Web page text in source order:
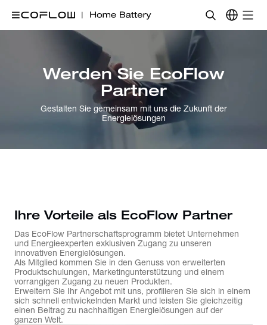
Werden Sie EcoFlow
Partner
Gestalten Sie gemeinsam mit uns die Zukunft der
Energielösungen
Ihre Vorteile als EcoFlow Partner
Das EcoFlow Partnerschaftsprogramm bietet Unternehmen
und Energieexperten exklusiven Zugang zu unseren
innovativen Energielösungen.
Als Mitglied kommen Sie in den Genuss von erweiterten
Produktschulungen, Marketingunterstützung und einem
vorrangigen Zugang zu neuen Produkten.
Erweitern Sie Ihr Angebot mit uns, profilieren Sie sich in einem
sich schnell entwickelnden Markt und leisten Sie gleichzeitig
einen Beitrag zu nachhaltigen Energielösungen auf der
ganzen Welt.